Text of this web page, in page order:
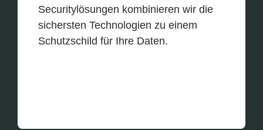
Securitylösungen kombinieren wir die
sichersten Technologien zu einem
Schutzschild für Ihre Daten.